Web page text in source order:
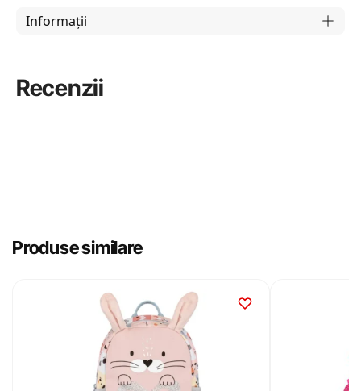
Informații
Recenzii
Produse similare